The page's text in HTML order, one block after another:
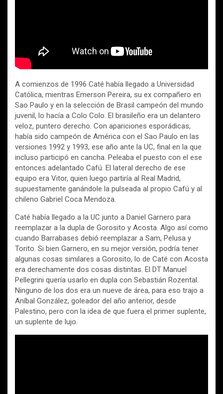
A comienzos de 1996 Caté había llegado a Universidad
Católica, mientras Emerson Pereira, su ex compañero en
Sao Paulo y en la selección de Brasil campeón del mundo
juvenil, lo hacía a Colo Colo. El brasileño era un delantero
veloz, puntero derecho. Con apariciones esporádicas,
había sido campeón de América con el Sao Paulo en las
versiones 1992 y 1993, ese año ante la UC, final en la que
incluso participó en cancha. Peleaba el puesto con el ese
entonces adelantado Cafú. El lateral derecho de ese
equipo era Vitor, quien luego partiría al Real Madrid,
supuestamente ganándole la pulseada al propio Cafú y al
chileno Gabriel Coca Mendoza.
Caté había llegado a la UC junto a Daniel Garnero para
reemplazar a la dupla de Gorosito y Acosta. Algo así como
cuando Barrabases debió reemplazar a Sam, Pelusa y
Torito. Si bien Garnero, en su mejor versión, podría tener
algunas cosas similares a Gorosito, lo de Caté con Acosta
era derechamente dos cosas distintas. El DT Manuel
Pellegrini quería usarlo en dupla con Sebastián Rozental.
Ninguno de los dos era un nueve de área, para eso trajo a
Aníbal González, goleador del año anterior, desde
Palestino, pero con la idea de que fuera el primer suplente,
un suplente de lujo.